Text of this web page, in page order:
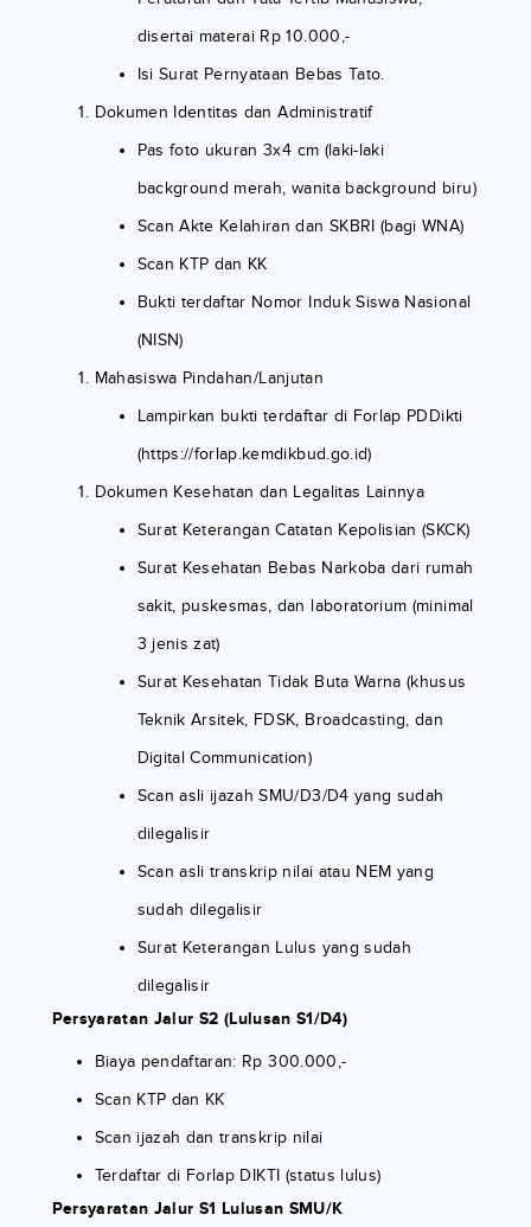
disertai materai Rp 10.000,-
Isi Surat Pernyataan Bebas Tato.
Dokumen Identitas dan Administratif
Pas foto ukuran 3x4 cm (laki-laki
background merah, wanita background biru)
Scan Akte Kelahiran dan SKBRI (bagi WNA)
Scan KTP dan KK
Bukti terdaftar Nomor Induk Siswa Nasional
(NISN)
Mahasiswa Pindahan/Lanjutan
Lampirkan bukti terdaftar di Forlap PDDikti
(https://forlap.kemdikbud.go.id)
Dokumen Kesehatan dan Legalitas Lainnya
Surat Keterangan Catatan Kepolisian (SKCK)
Surat Kesehatan Bebas Narkoba dari rumah
sakit, puskesmas, dan laboratorium (minimal
3 jenis zat)
Surat Kesehatan Tidak Buta Warna (khusus
Teknik Arsitek, FDSK, Broadcasting, dan
Digital Communication)
Scan asli ijazah SMU/D3/D4 yang sudah
dilegalisir
Scan asli transkrip nilai atau NEM yang
sudah dilegalisir
Surat Keterangan Lulus yang sudah
dilegalisir
Persyaratan Jalur S2 (Lulusan S1/D4)
Biaya pendaftaran: Rp 300.000,-
Scan KTP dan KK
Scan ijazah dan transkrip nilai
Terdaftar di Forlap DIKTI (status lulus)
Persyaratan Jalur S1 Lulusan SMU/K